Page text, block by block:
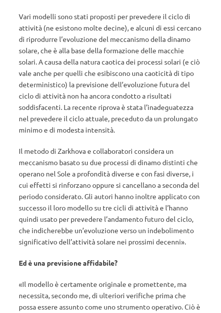
Vari modelli sono stati proposti per prevedere il ciclo di
attività (ne esistono molte decine), e alcuni di essi cercano
di riprodurre l’evoluzione del meccanismo della dinamo
solare, che è alla base della formazione delle macchie
solari. A causa della natura caotica dei processi solari (e ciò
vale anche per quelli che esibiscono una caoticità di tipo
deterministico) la previsione dell’evoluzione futura del
ciclo di attività non ha ancora condotto a risultati
soddisfacenti. La recente riprova è stata l’inadeguatezza
nel prevedere il ciclo attuale, preceduto da un prolungato
minimo e di modesta intensità.
Il metodo di Zarkhova e collaboratori considera un
meccanismo basato su due processi di dinamo distinti che
operano nel Sole a profondità diverse e con fasi diverse, i
cui effetti si rinforzano oppure si cancellano a seconda del
periodo considerato. Gli autori hanno inoltre applicato con
successo il loro modello su tre cicli di attività e l’hanno
quindi usato per prevedere l’andamento futuro del ciclo,
che indicherebbe un’evoluzione verso un indebolimento
significativo dell’attività solare nei prossimi decenni».
Ed è una previsione affidabile?
«Il modello è certamente originale e promettente, ma
necessita, secondo me, di ulteriori verifiche prima che
possa essere assunto come uno strumento operativo. Ciò è